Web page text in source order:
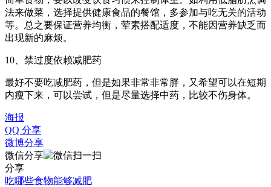
法来做菜，选择提供健康食品的餐馆，多参加与吃无关的活动
等。总之要保证营养均衡，荤素搭配适度，不能因营养缺乏而
出现新的麻烦。
10、禁过度依赖减肥药
最好不要吃减肥药，但是如果非常非常胖，又希望可以在短期
内瘦下来，可以尝试，但是尽量选择中药，比较不伤身体。
海报
QQ 分享
微博分享
微信分享
分享
吃哪些食物能够减肥